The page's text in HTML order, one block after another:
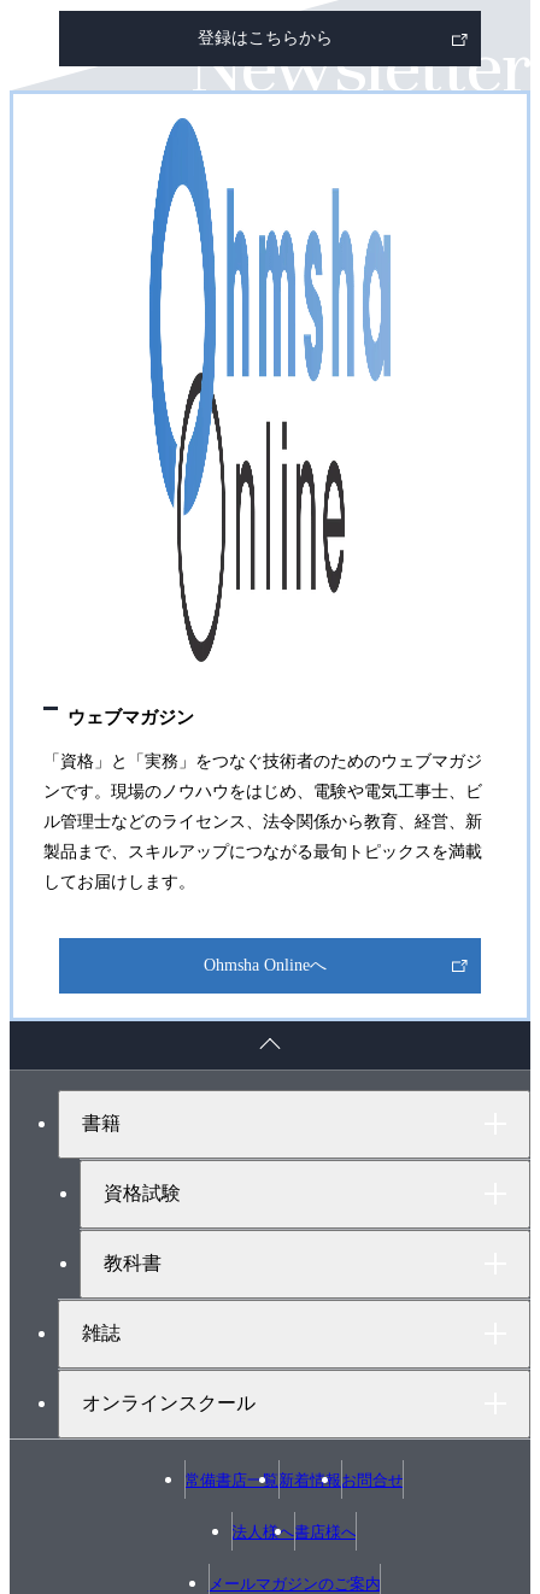
部
ン
登録はこちらから
ウェブマガジン
「資格」と「実務」をつなぐ技術者のためのウェブマガジ
ンです。現場のノウハウをはじめ、電験や電気工事士、ビ
ル管理士などのライセンス、法令関係から教育、経営、新
製品まで、スキルアップにつながる最旬トピックスを満載
してお届けします。
Ohmsha Onlineへ
書籍
資格試験
教科書
雑誌
オンラインスクール
常備書店一覧新着情報お問合せ
法人様へ書店様へ
メールマガジンのご案内